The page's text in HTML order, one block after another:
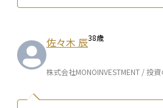
佐々木 辰38歳
株式会社MONOINVESTMENT / 投